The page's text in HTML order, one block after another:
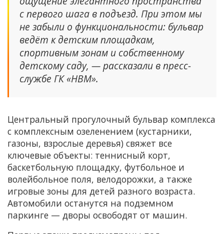
с первого шага в подъезд. При этом мы
не забыли о функциональности: бульвар
ведёт к детским площадкам,
спортивным зонам и собственному
детскому саду, — рассказали в пресс-
службе ГК «НВМ».
Центральный прогулочный бульвар комплекса
с комплексным озеленением (кустарники,
газоны, взрослые деревья) свяжет все
ключевые объекты: теннисный корт,
баскетбольную площадку, футбольное и
волейбольное поля, велодорожки, а также
игровые зоны для детей разного возраста.
Автомобили останутся на подземном
паркинге — дворы освободят от машин.